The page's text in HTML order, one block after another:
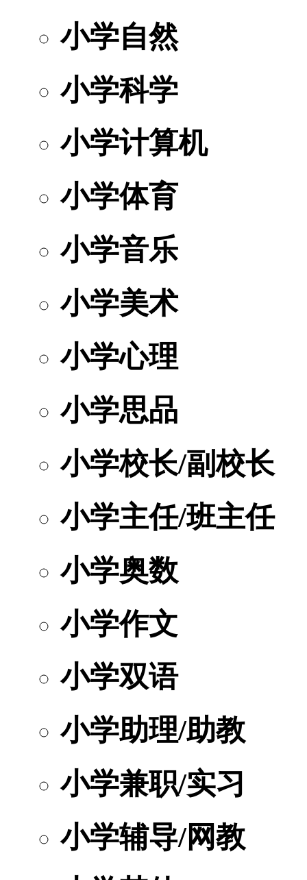
小学自然
小学科学
小学计算机
小学体育
小学音乐
小学美术
小学心理
小学思品
小学校长/副校长
小学主任/班主任
小学奥数
小学作文
小学双语
小学助理/助教
小学兼职/实习
小学辅导/网教